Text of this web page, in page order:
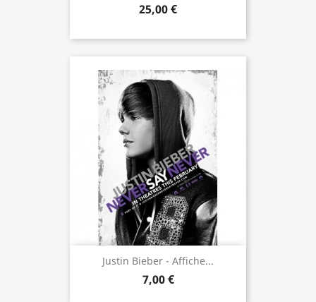
25,00 €
Justin Bieber - Affiche...
7,00 €